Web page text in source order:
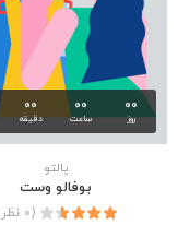
00
روز
00
ساعت
00
دقیقه
پالتو
بوفالو وست
(0 نظر )